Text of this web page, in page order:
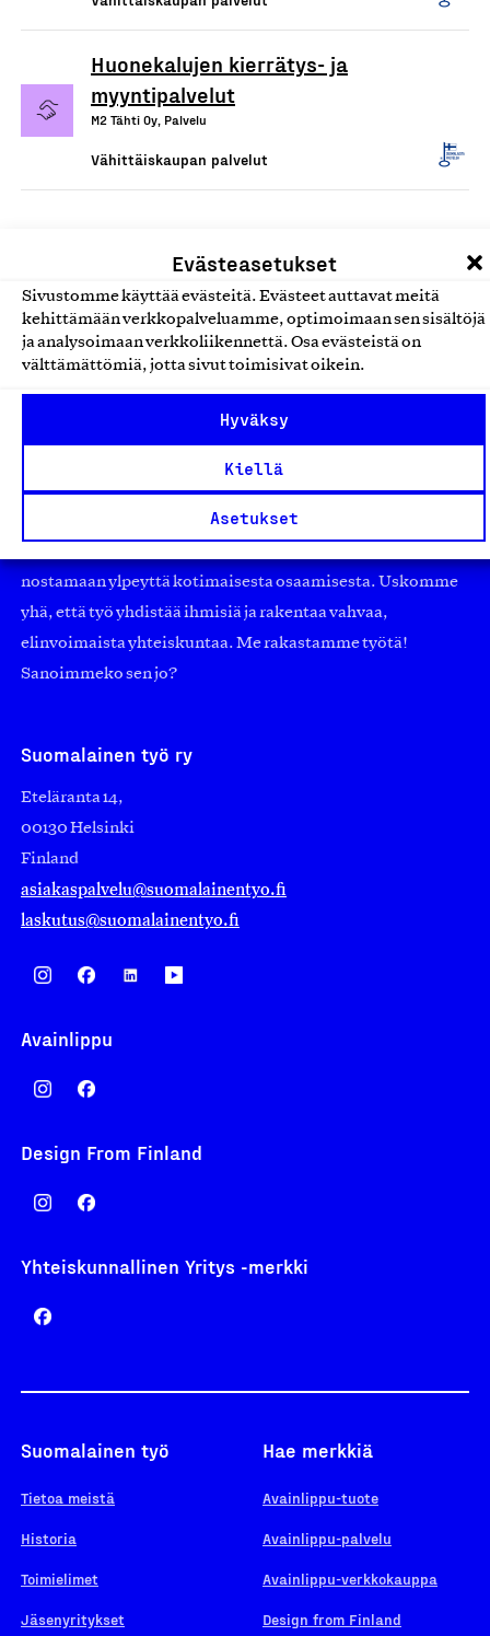
Evästeasetukset
Sivustomme käyttää evästeitä. Evästeet auttavat meitä
kehittämään verkkopalveluamme, optimoimaan sen sisältöjä
ja analysoimaan verkkoliikennettä. Osa evästeistä on
välttämättömiä, jotta sivut toimisivat oikein.
Hyväksy
Kiellä
Asetukset
Huonekalujen kierrätys- ja
myyntipalvelut
M2 Tähti Oy, Palvelu
Vähittäiskaupan palvelut
Olemme jäsentemme omistama puolueeton,
työmarkkinajärjestöistä riippumaton yhdistys.
Jäseninämme on koko suomalaisen yhteiskunnan kirjo
pienistä pajoista ja yhteisöistä kansainvälisiin
suuryrityksiin. Meidät on perustettu yli 100 vuotta sitten
nostamaan ylpeyttä kotimaisesta osaamisesta. Uskomme
yhä, että työ yhdistää ihmisiä ja rakentaa vahvaa,
elinvoimaista yhteiskuntaa. Me rakastamme työtä!
Sanoimmeko sen jo?
Suomalainen työ ry
Eteläranta 14,
00130 Helsinki
Finland
asiakaspalvelu@suomalainentyo.fi
laskutus@suomalainentyo.fi
Avainlippu
Design From Finland
Yhteiskunnallinen Yritys -merkki
Suomalainen työ
Tietoa meistä
Historia
Toimielimet
Jäsenyritykset
Hae merkkiä
Avainlippu-tuote
Avainlippu-palvelu
Avainlippu-verkkokauppa
Design from Finland